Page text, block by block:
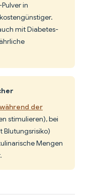
in
mit Diabetes-
der
stimulieren), bei
Blutungsrisiko)
Mengen